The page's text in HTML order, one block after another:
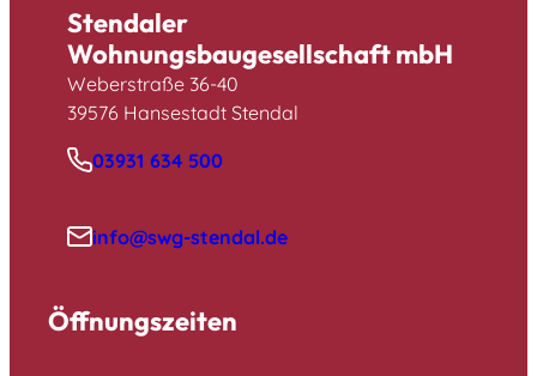
Stendaler
Wohnungsbaugesellschaft mbH
Weberstraße 36-40
39576 Hansestadt Stendal
03931 634 500
info@swg-stendal.de
Öffnungszeiten